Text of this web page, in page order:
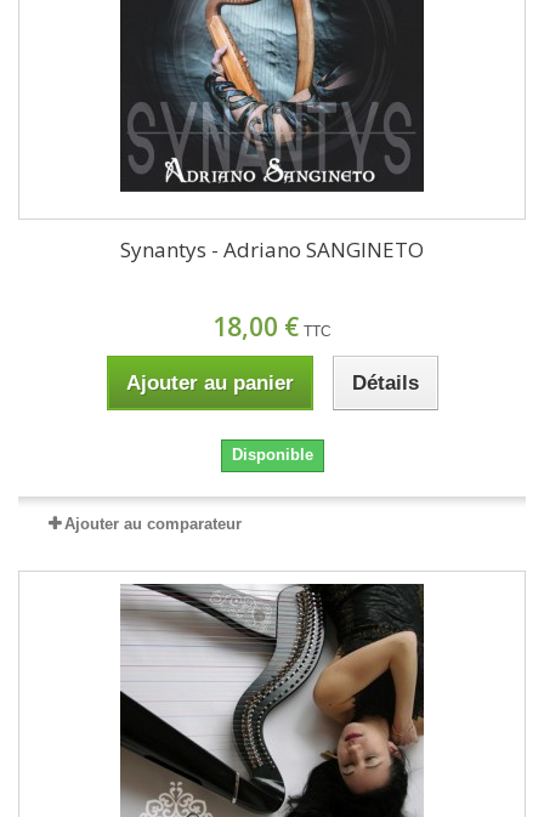
Synantys - Adriano SANGINETO
18,00 € TTC
Ajouter au panier Détails
Disponible
Ajouter au comparateur